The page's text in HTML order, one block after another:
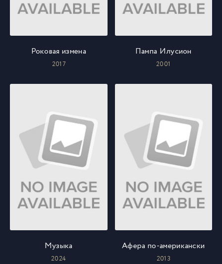
Роковая измена
2017
Пампа Илусион
2001
Музыка
2024
Афера по-американски
2013